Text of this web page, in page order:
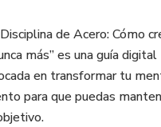
de Acero: Cómo
más” es una guía
en transformar tu
para que puedas